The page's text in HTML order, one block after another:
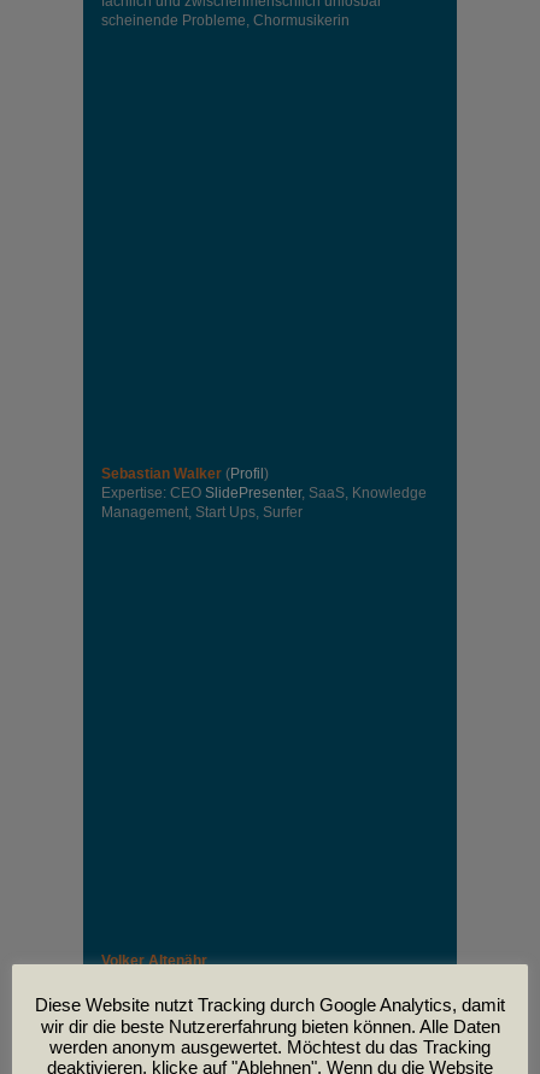
scheinende Probleme, Chormusikerin
Sebastian Walker (Profil )
Expertise: CEO SlidePresenter, SaaS, Knowledge
Management, Start Ups, Surfer
Volker Altenähr
leider am
30. April im Alter von 81 Jahren verstorben.
Diese Website nutzt Tracking durch Google Analytics, damit
wir dir die beste Nutzererfahrung bieten können. Alle Daten
werden anonym ausgewertet. Möchtest du das Tracking
deaktivieren, klicke auf "Ablehnen". Wenn du die Website